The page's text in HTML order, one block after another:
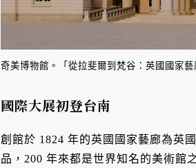
奇美博物館。「從拉斐爾到梵谷：英國國家
國際大展初登台南
創館於 1824 年的英國國家藝廊為英
品，200 年來都是世界知名的美術館